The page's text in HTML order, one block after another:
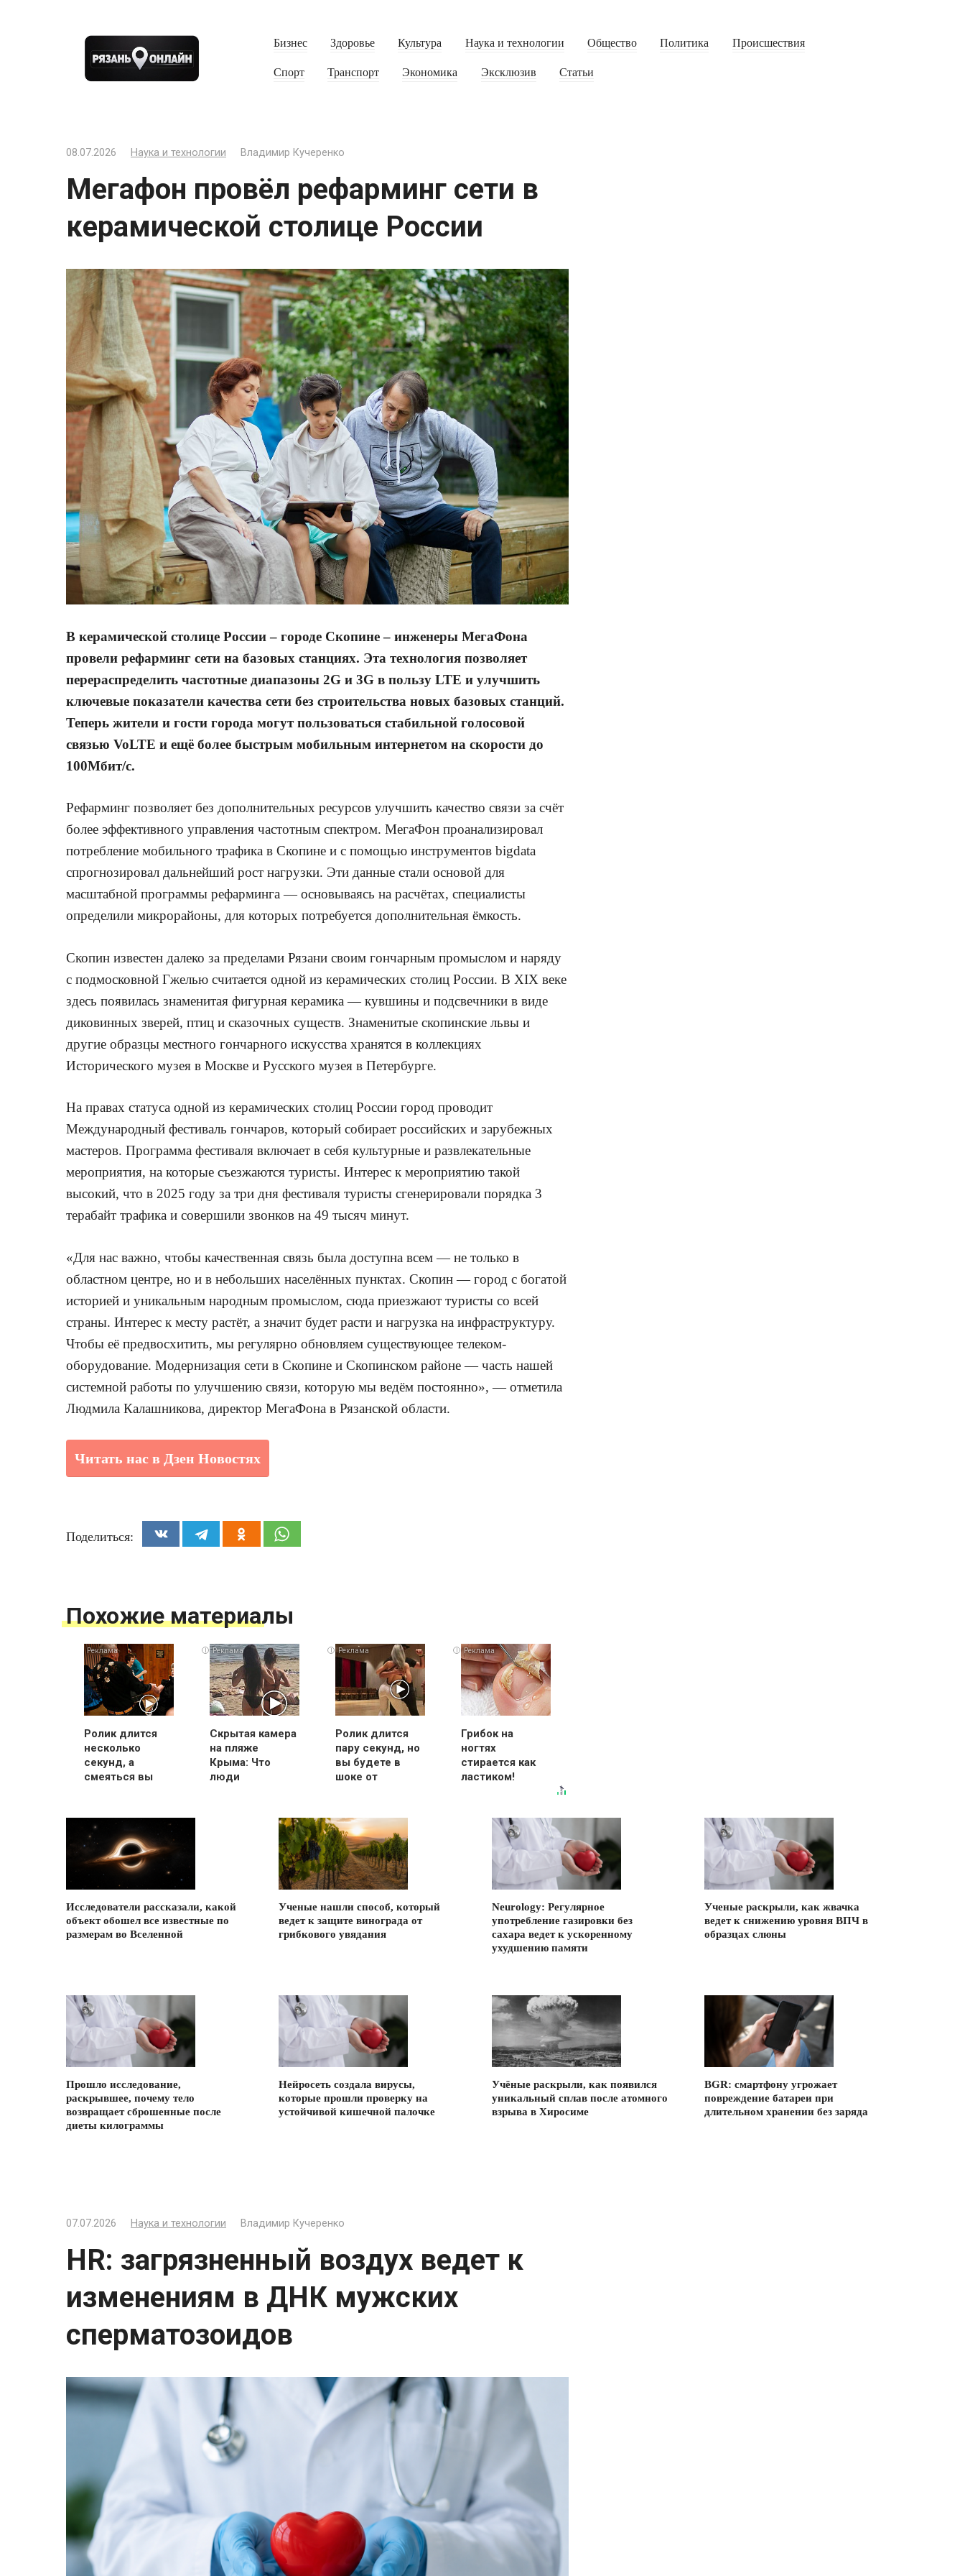
Бизнес Здоровье Культура Наука и технологии Общество Политика Происшествия
Спорт Транспорт Экономика Эксклюзив Статьи
08.07.2026 Наука и технологии Владимир Кучеренко
Мегафон провёл рефарминг сети в
керамической столице России
В керамической столице России – городе Скопине – инженеры МегаФона
провели рефарминг сети на базовых станциях. Эта технология позволяет
перераспределить частотные диапазоны 2G и 3G в пользу LTE и улучшить
ключевые показатели качества сети без строительства новых базовых станций.
Теперь жители и гости города могут пользоваться стабильной голосовой
связью VoLTE и ещё более быстрым мобильным интернетом на скорости до
100Мбит/с.
Рефарминг позволяет без дополнительных ресурсов улучшить качество связи за счёт
более эффективного управления частотным спектром. МегаФон проанализировал
потребление мобильного трафика в Скопине и с помощью инструментов bigdata
спрогнозировал дальнейший рост нагрузки. Эти данные стали основой для
масштабной программы рефарминга — основываясь на расчётах, специалисты
определили микрорайоны, для которых потребуется дополнительная ёмкость.
Скопин известен далеко за пределами Рязани своим гончарным промыслом и наряду
с подмосковной Гжелью считается одной из керамических столиц России. В XIX веке
здесь появилась знаменитая фигурная керамика — кувшины и подсвечники в виде
диковинных зверей, птиц и сказочных существ. Знаменитые скопинские львы и
другие образцы местного гончарного искусства хранятся в коллекциях
Исторического музея в Москве и Русского музея в Петербурге.
На правах статуса одной из керамических столиц России город проводит
Международный фестиваль гончаров, который собирает российских и зарубежных
мастеров. Программа фестиваля включает в себя культурные и развлекательные
мероприятия, на которые съезжаются туристы. Интерес к мероприятию такой
высокий, что в 2025 году за три дня фестиваля туристы сгенерировали порядка 3
терабайт трафика и совершили звонков на 49 тысяч минут.
«Для нас важно, чтобы качественная связь была доступна всем — не только в
областном центре, но и в небольших населённых пунктах. Скопин — город с богатой
историей и уникальным народным промыслом, сюда приезжают туристы со всей
страны. Интерес к месту растёт, а значит будет расти и нагрузка на инфраструктуру.
Чтобы её предвосхитить, мы регулярно обновляем существующее телеком-
оборудование. Модернизация сети в Скопине и Скопинском районе — часть нашей
системной работы по улучшению связи, которую мы ведём постоянно», — отметила
Людмила Калашникова, директор МегаФона в Рязанской области.
Читать нас в Дзен Новостях
Поделиться:
Похожие материалы
i
Ролик длится
несколько
секунд, а
смеяться вы
i
Скрытая камера
на пляже
Крыма: Что
люди
i
Ролик длится
пару секунд, но
вы будете в
шоке от
Грибок на
ногтях
стирается как
ластиком!
метод
Исследователи рассказали, какой
объект обошел все известные по
размерам во Вселенной
Ученые нашли способ, который
ведет к защите винограда от
грибкового увядания
Neurology: Регулярное
употребление газировки без
сахара ведет к ускоренному
ухудшению памяти
Ученые раскрыли, как жвачка
ведет к снижению уровня ВПЧ в
образцах слюны
Прошло исследование,
раскрывшее, почему тело
возвращает сброшенные после
диеты килограммы
Нейросеть создала вирусы,
которые прошли проверку на
устойчивой кишечной палочке
Учёные раскрыли, как появился
уникальный сплав после атомного
взрыва в Хиросиме
BGR: смартфону угрожает
повреждение батареи при
длительном хранении без заряда
07.07.2026 Наука и технологии Владимир Кучеренко
HR: загрязненный воздух ведет к
изменениям в ДНК мужских
сперматозоидов